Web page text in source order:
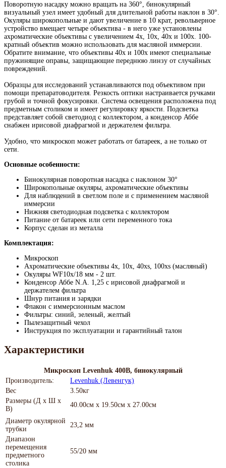
Поворотную насадку можно вращать на 360°, бинокулярный
визуальный узел имеет удобный для длительной работы наклон в 30°.
Окуляры широкопольные и дают увеличение в 10 крат, револьверное
устройство вмещает четыре объектива - в него уже установлены
ахроматические объективы с увеличением 4х, 10х, 40х и 100х. 100-
кратный объектив можно использовать для масляной иммерсии.
Обратите внимание, что объективы 40х и 100х имеют специальные
пружинящие оправы, защищающие переднюю линзу от случайных
повреждений.
Образцы для исследований устанавливаются под объективом при
помощи препаратоводителя. Резкость оптики настраивается ручками
грубой и точной фокусировки. Система освещения расположена под
предметным столиком и имеет регулировку яркости. Подсветка
представляет собой светодиод с коллектором, а конденсор Аббе
снабжен ирисовой диафрагмой и держателем фильтра.
Удобно, что микроскоп может работать от батареек, а не только от
сети.
Основные особенности:
Бинокулярная поворотная насадка с наклоном 30°
Широкопольные окуляры, ахроматические объективы
Для наблюдений в светлом поле и с применением масляной
иммерсии
Нижняя светодиодная подсветка с коллектором
Питание от батареек или сети переменного тока
Корпус сделан из металла
Комплектация:
Микроскоп
Ахроматические объективы 4х, 10х, 40xs, 100хs (масляный)
Окуляры WF10x/18 мм - 2 шт.
Конденсор Аббе N.A. 1,25 с ирисовой диафрагмой и
держателем фильтра
Шнур питания и зарядки
Флакон с иммерсионным маслом
Фильтры: синий, зеленый, желтый
Пылезащитный чехол
Инструкция по эксплуатации и гарантийный талон
Характеристики
Микроскоп Levenhuk 400B, бинокулярный
Производитель:
Levenhuk (Левенгук)
Вес
3.50кг
Размеры (Д х Ш х
В)
40.00см x 19.50см x 27.00см
Диаметр окулярной
трубки
23,2 мм
Диапазон
перемещения
предметного
столика
55/20 мм